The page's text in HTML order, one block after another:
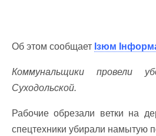
Об этом сообщает Ізюм
Коммунальщики провели
Суходольской.
Рабочие обрезали ветки на
спецтехники убирали намытую